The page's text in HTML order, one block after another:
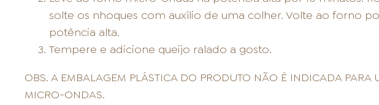
solte os nhoques com auxílio de uma colher. Volte ao forno
potência alta.
Tempere e adicione queijo ralado a gosto.
OBS. A EMBALAGEM PLÁSTICA DO PRODUTO NÃO É INDICADA PARA
MICRO-ONDAS.